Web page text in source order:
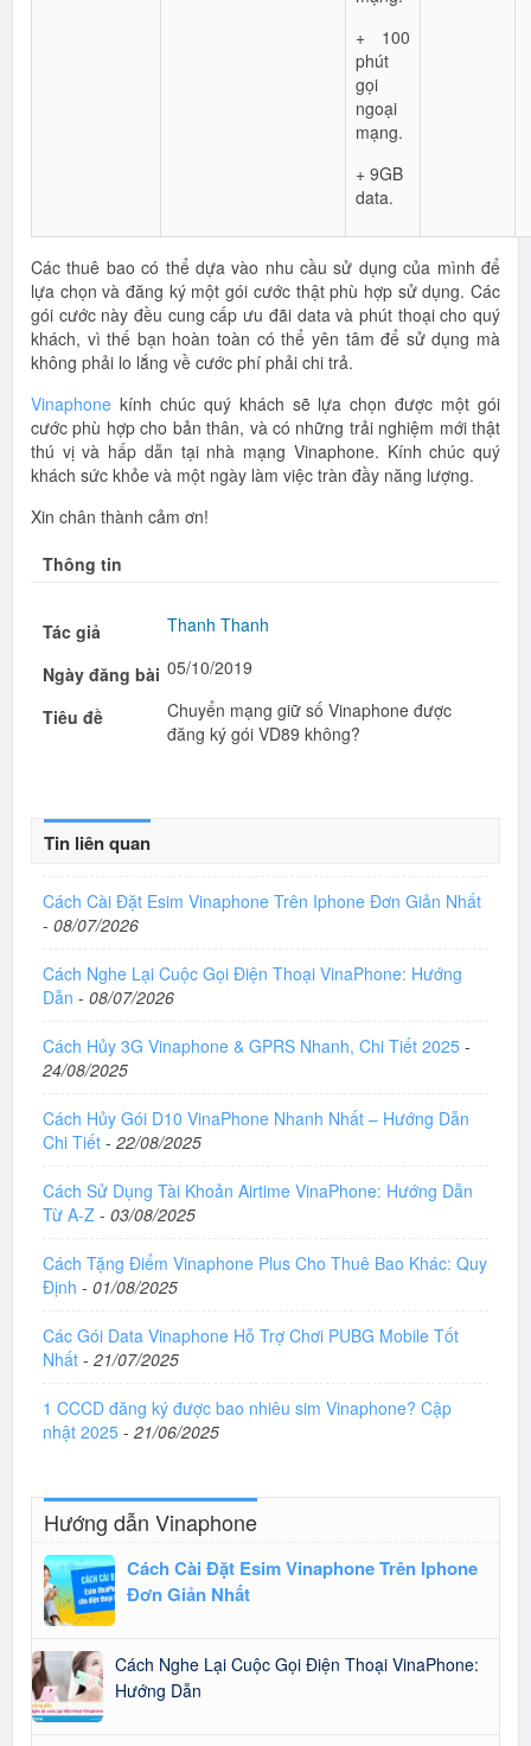
+ 100
phút
gọi
ngoại
mạng.
+ 9GB
data.
Các thuê bao có thể dựa vào nhu cầu sử dụng của mình để
lựa chọn và đăng ký một gói cước thật phù hợp sử dụng. Các
gói cước này đều cung cấp ưu đãi data và phút thoại cho quý
khách, vì thế bạn hoàn toàn có thể yên tâm để sử dụng mà
không phải lo lắng về cước phí phải chi trả.
Vinaphone kính chúc quý khách sẽ lựa chọn được một gói
cước phù hợp cho bản thân, và có những trải nghiệm mới thật
thú vị và hấp dẫn tại nhà mạng Vinaphone. Kính chúc quý
khách sức khỏe và một ngày làm việc tràn đầy năng lượng.
Xin chân thành cảm ơn!
Thông tin
Tác giả Thanh Thanh
Ngày đăng bài 05/10/2019
Tiêu đề
Chuyển mạng giữ số Vinaphone được
đăng ký gói VD89 không?
Tin liên quan
Cách Cài Đặt Esim Vinaphone Trên Iphone Đơn Giản Nhất
- 08/07/2026
Cách Nghe Lại Cuộc Gọi Điện Thoại VinaPhone: Hướng
Dẫn - 08/07/2026
Cách Hủy 3G Vinaphone & GPRS Nhanh, Chi Tiết 2025 -
24/08/2025
Cách Hủy Gói D10 VinaPhone Nhanh Nhất – Hướng Dẫn
Chi Tiết - 22/08/2025
Cách Sử Dụng Tài Khoản Airtime VinaPhone: Hướng Dẫn
Từ A-Z - 03/08/2025
Cách Tặng Điểm Vinaphone Plus Cho Thuê Bao Khác: Quy
Định - 01/08/2025
Các Gói Data Vinaphone Hỗ Trợ Chơi PUBG Mobile Tốt
Nhất - 21/07/2025
1 CCCD đăng ký được bao nhiêu sim Vinaphone? Cập
nhật 2025 - 21/06/2025
Hướng dẫn Vinaphone
Cách Cài Đặt Esim Vinaphone Trên Iphone
Đơn Giản Nhất
Cách Nghe Lại Cuộc Gọi Điện Thoại VinaPhone:
Hướng Dẫn